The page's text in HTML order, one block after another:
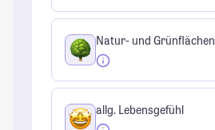
Natur- und Grünflächen
allg. Lebensgefühl